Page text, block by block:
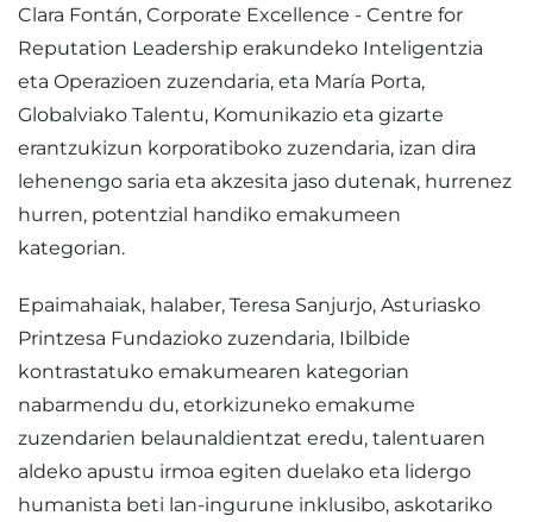
Clara Fontán, Corporate Excellence - Centre for
Reputation Leadership erakundeko Inteligentzia
eta Operazioen zuzendaria, eta María Porta,
Globalviako Talentu, Komunikazio eta gizarte
erantzukizun korporatiboko zuzendaria, izan dira
lehenengo saria eta akzesita jaso dutenak, hurrenez
hurren, potentzial handiko emakumeen
kategorian.
Epaimahaiak, halaber, Teresa Sanjurjo, Asturiasko
Printzesa Fundazioko zuzendaria, Ibilbide
kontrastatuko emakumearen kategorian
nabarmendu du, etorkizuneko emakume
zuzendarien belaunaldientzat eredu, talentuaren
aldeko apustu irmoa egiten duelako eta lidergo
humanista beti lan-ingurune inklusibo, askotariko